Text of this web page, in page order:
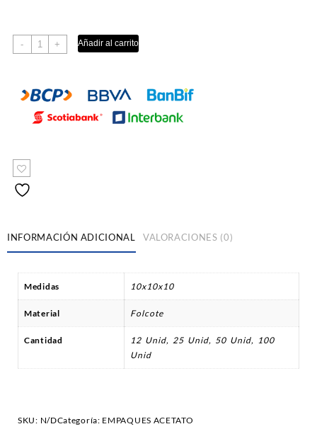
-
ACETATO
cantidad
+ Añadir al carrito
INFORMACIÓN ADICIONAL VALORACIONES (0)
Medidas 10x10x10
Material Folcote
Cantidad
12 Unid, 25 Unid, 50 Unid, 100
Unid
SKU: N/DCategoría: EMPAQUES ACETATO